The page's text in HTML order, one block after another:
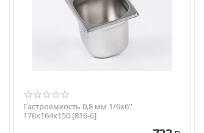
Гастроемкость 0,8 мм 1/6х6''
176х164х150 [816-6]